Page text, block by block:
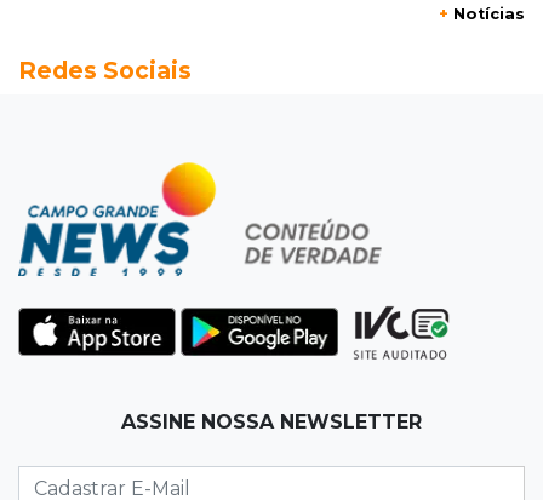
imaginação de Scalise
Agosto no Bosque reúne esporte, cultura e
07:33Agenda
do Meio Ambiente
Indústria da construção impulsiona MS e abre
+ Notícias
Redes Sociais
ASSINE NOSSA NEWSLETTER